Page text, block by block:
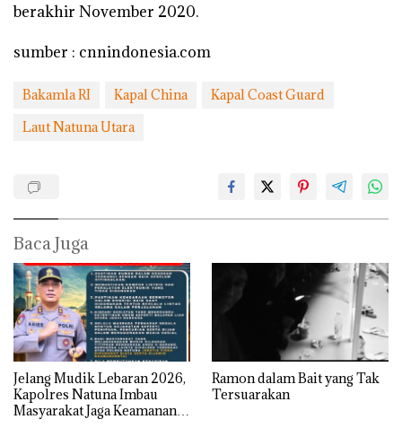
berakhir November 2020.
sumber : cnnindonesia.com
Bakamla RI Kapal China
Kapal Coast Guard
Laut Natuna Utara
Baca Juga
Jelang Mudik Lebaran 2026,
Kapolres Natuna Imbau
Masyarakat Jaga Keamanan
Ramon dalam Bait yang Tak
Tersuarakan